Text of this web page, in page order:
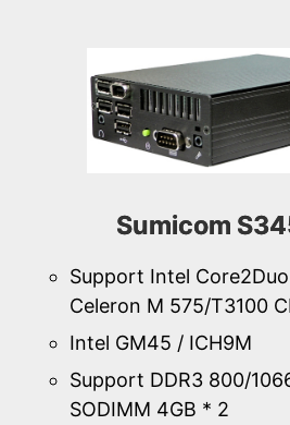
Sumicom
Support Intel
Celeron M 575/T3100
Intel GM45 / ICH9M
Support DDR3 800/
SODIMM 4GB * 2